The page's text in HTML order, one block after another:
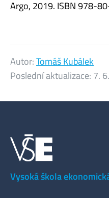
Argo, 2019. ISBN 978-
Autor:Tomáš Kubálek
Poslední aktualizace: 7.
Vysoká škola